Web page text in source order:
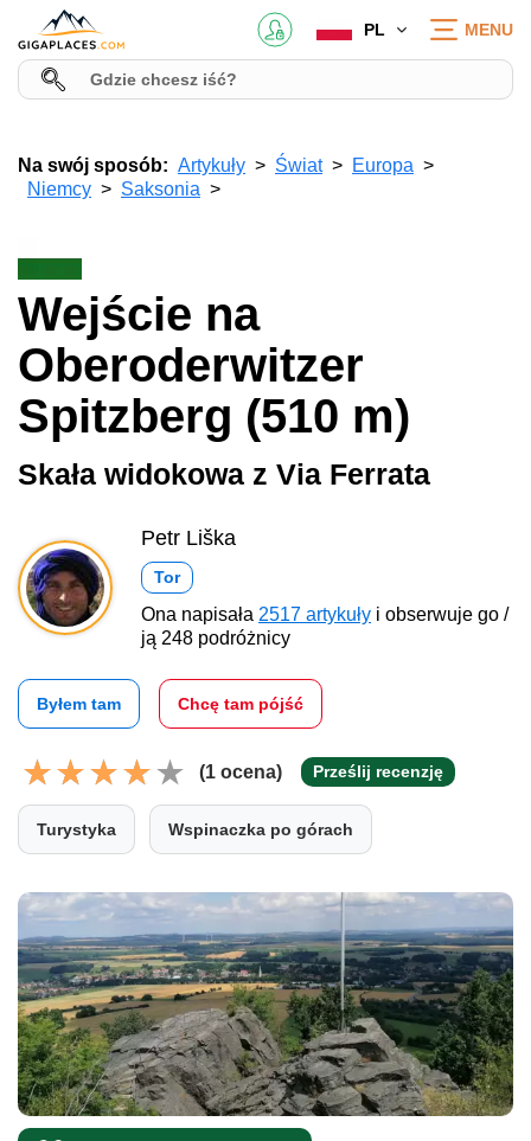
PL MENU
Na swój sposób: Artykuły Świat
Europa
Niemcy
Saksonia
Wejście na
Oberoderwitzer
Spitzberg (510 m)
Skała widokowa z Via Ferrata
Petr Liška
Tor
Ona napisała 2517 artykuły i obserwuje go /
ją 248 podróżnicy
Byłem tam Chcę tam pójść
(1 ocena) Prześlij recenzję
Turystyka Wspinaczka po górach